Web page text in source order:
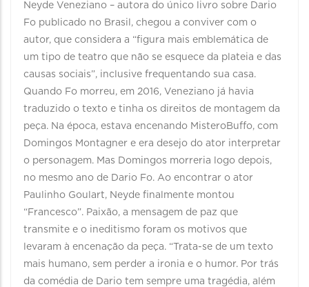
Neyde Veneziano – autora do único livro sobre Dario
Fo publicado no Brasil, chegou a conviver com o
autor, que considera a “figura mais emblemática de
um tipo de teatro que não se esquece da plateia e das
causas sociais”, inclusive frequentando sua casa.
Quando Fo morreu, em 2016, Veneziano já havia
traduzido o texto e tinha os direitos de montagem da
peça. Na época, estava encenando MisteroBuffo, com
Domingos Montagner e era desejo do ator interpretar
o personagem. Mas Domingos morreria logo depois,
no mesmo ano de Dario Fo. Ao encontrar o ator
Paulinho Goulart, Neyde finalmente montou
“Francesco”. Paixão, a mensagem de paz que
transmite e o ineditismo foram os motivos que
levaram à encenação da peça. “Trata-se de um texto
mais humano, sem perder a ironia e o humor. Por trás
da comédia de Dario tem sempre uma tragédia, além